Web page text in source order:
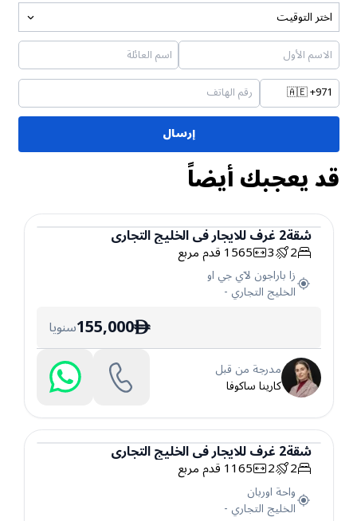
اختر التوقيت
🇦🇪+971
إرسال
قد يعجبك أيضاً
شقة
شقة2غرفللايجارفيالخليج التجاري
2
3
1565قدم مربع
زا باراجون لآي جي او
الخليج التجاري -
ê
155,000سنويا
مدرجة من قبل
كارينا ساكوفا
شقة
شقة2غرفللايجارفيالخليج التجاري
2
2
1165قدم مربع
واحة اوربان
الخليج التجاري -